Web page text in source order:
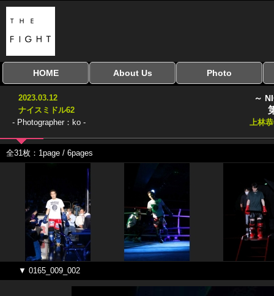
HOME
全興行を表示
ナイスミドル
アマチュアキック
協議会
全日本学生キック
建武館キッズ大会
Bigbang
おやじファイト
About Us Photo
2023.03.12
ナイスミドル62
- Photographer：ko -
～
上林
全31枚：1page / 6pages
▼ 0165_009_002